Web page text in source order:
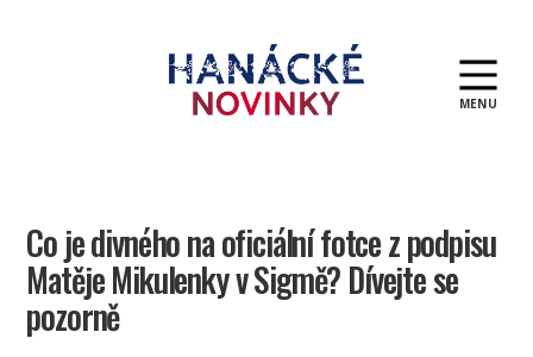
MENU
Co je divného na oficiální fotce z podpisu
Matěje Mikulenky v Sigmě? Dívejte se
pozorně